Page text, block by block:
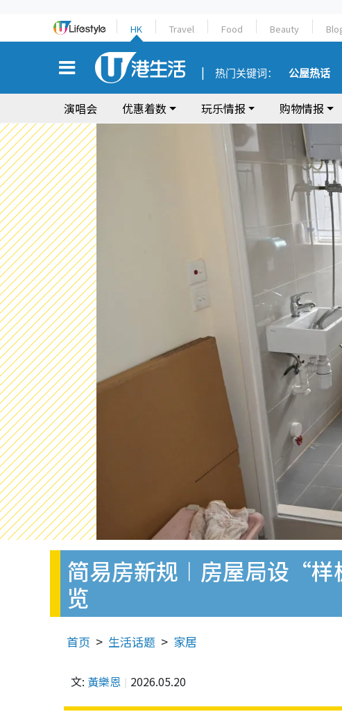
HK Travel Food Beauty
热门关键词： 公屋热话
演唱会 优惠着数 玩乐情报 购物情报
简易房新规︱房屋局设“
览
首页 生活话题 家居
文: 黃樂恩 2026.05.20